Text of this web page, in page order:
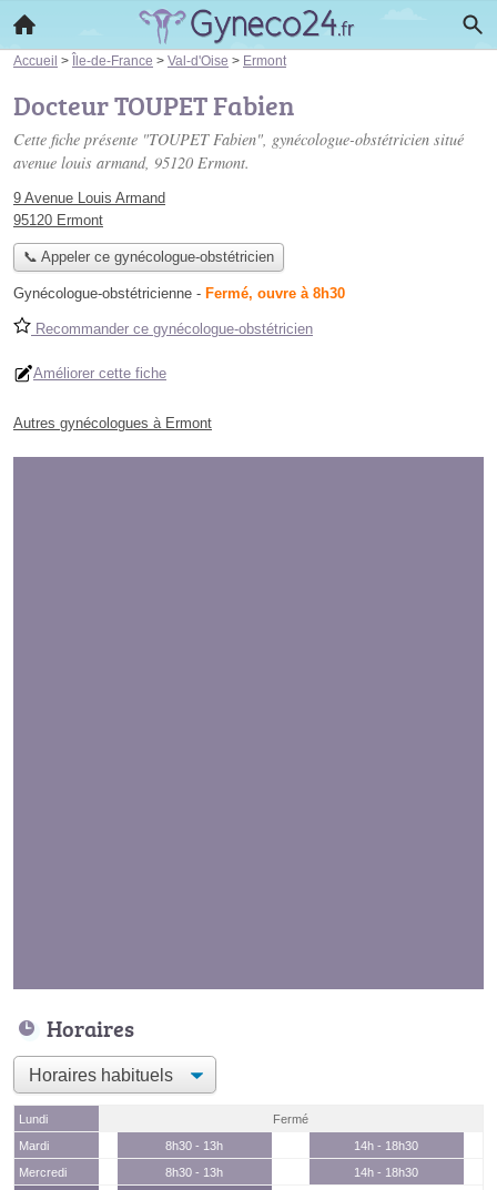
Accueil > Île-de-France > Val-d'Oise > Ermont
Docteur TOUPET Fabien
Cette fiche présente "TOUPET Fabien", gynécologue-obstétricien situé
avenue louis armand, 95120 Ermont.
9 Avenue Louis Armand
95120 Ermont
📞 Appeler ce gynécologue-obstétricien
Gynécologue-obstétricienne - Fermé, ouvre à 8h30
Recommander ce gynécologue-obstétricien
Améliorer cette fiche
Autres gynécologues à Ermont
Horaires
Lundi
Fermé
Mardi
8h30 - 13h
14h - 18h30
Mercredi
8h30 - 13h
14h - 18h30